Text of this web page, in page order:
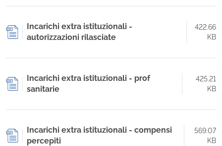
Incarichi extra istituzionali -
autorizzazioni rilasciate
422.66
KB
Incarichi extra istituzionali - prof
sanitarie
425.21
KB
Incarichi extra istituzionali - compensi
percepiti
569.07
KB